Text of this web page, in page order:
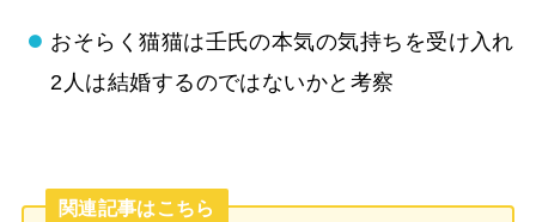
おそらく猫猫は壬氏の本気の気持ちを受け入れ
2人は結婚するのではないかと考察
関連記事はこちら